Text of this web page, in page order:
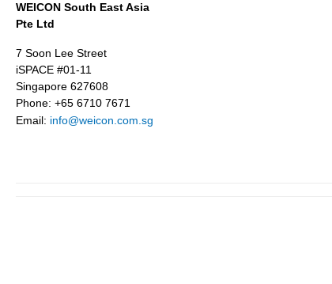
WEICON South East Asia
Pte Ltd
7 Soon Lee Street
iSPACE #01-11
Singapore 627608
Phone: +65 6710 7671
Email: info@weicon.com.sg